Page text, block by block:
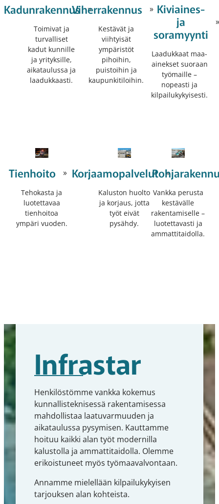
Kadunrakennus »
Toimivat ja
turvalliset
kadut kunnille
ja yrityksille,
aikataulussa ja
laadukkaasti.
Viherrakennus »
Kestävät ja
viihtyisät
ympäristöt
pihoihin,
puistoihin ja
kaupunkitiloihin.
Kiviaines-
ja
soramyynti
»
Laadukkaat maa-
ainekset suoraan
työmaille –
nopeasti ja
kilpailukykyisesti.
Tienhoito »
Tehokasta ja
luotettavaa
tienhoitoa
ympäri vuoden.
Korjaamopalvelut »
Kaluston huolto
ja korjaus, jotta
työt eivät
pysähdy.
Vankka perusta
kestävälle
rakentamiselle –
luotettavasti ja
ammattitaidolla.
Infrastar
Henkilöstömme vankka kokemus
kunnallisteknisessä rakentamisessa
mahdollistaa laatuvarmuuden ja
aikataulussa pysymisen. Kauttamme
hoituu kaikki alan työt modernilla
kalustolla ja ammattitaidolla. Olemme
erikoistuneet myös työmaavalvontaan.
Annamme mielellään kilpailukykyisen
tarjouksen alan kohteista.